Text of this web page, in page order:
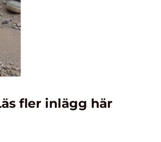
fler inlägg här